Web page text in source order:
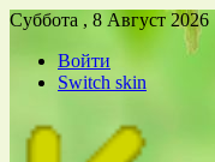
Суббота , 8 Август 2026
Войти
Switch skin